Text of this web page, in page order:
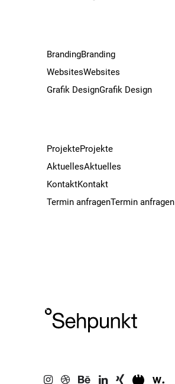
BrandingBranding
WebsitesWebsites
Grafik DesignGrafik Design
ProjekteProjekte
AktuellesAktuelles
KontaktKontakt
Termin anfragenTermin anfragen